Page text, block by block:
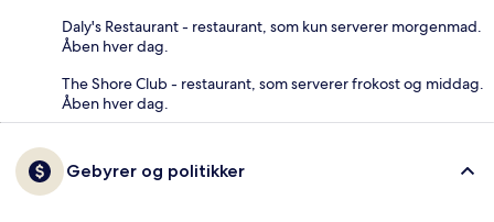
Daly's Restaurant - restaurant, som kun serverer morgenmad.
Åben hver dag.
The Shore Club - restaurant, som serverer frokost og middag.
Åben hver dag.
Gebyrer og politikker